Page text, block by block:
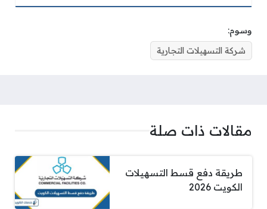
وسوم:
شركة التسهيلات التجارية
مقالات ذات صلة
طريقة دفع قسط التسهيلات
الكويت 2026